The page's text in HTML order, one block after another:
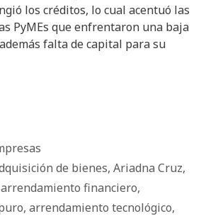
los créditos, lo cual acentuó las
PyMEs que enfrentaron una baja
falta de capital para su
de bienes, Ariadna Cruz,
arrendamiento financiero,
, arrendamiento tecnológico,